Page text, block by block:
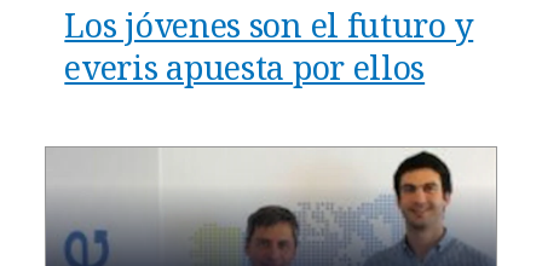
Los jóvenes son el futuro y
everis apuesta por ellos